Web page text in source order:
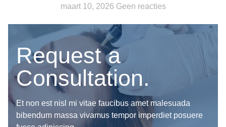
maart 10, 2026 Geen reacties
Request a
Consultation.
Et non est nisl mi vitae faucibus amet malesuada
bibendum massa vivamus tempor imperdiet posuere